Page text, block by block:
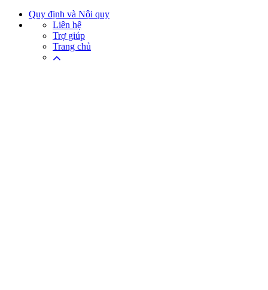
Quy định và Nội quy
Liên hệ
Trợ giúp
Trang chủ